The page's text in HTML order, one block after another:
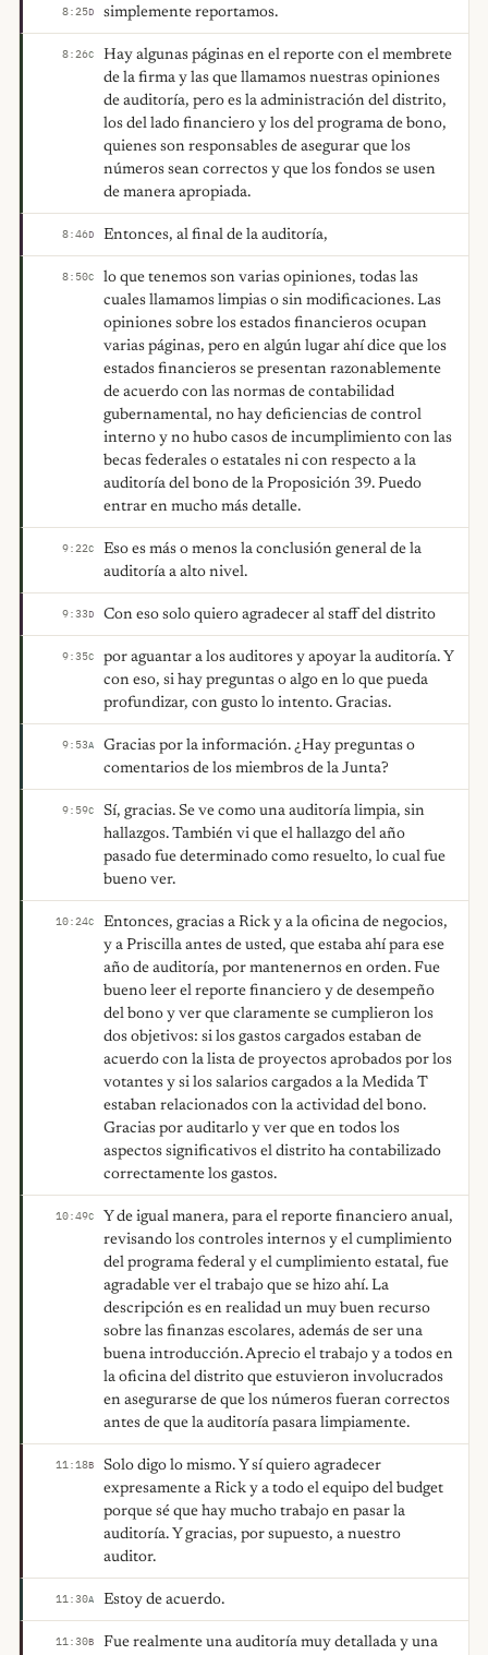
8:25D simplemente reportamos.
8:26C
Hay algunas páginas en el reporte con el membrete
de la firma y las que llamamos nuestras opiniones
de auditoría, pero es la administración del distrito,
los del lado financiero y los del programa de bono,
quienes son responsables de asegurar que los
números sean correctos y que los fondos se usen
de manera apropiada.
8:46D Entonces, al final de la auditoría,
8:50C
lo que tenemos son varias opiniones, todas las
cuales llamamos limpias o sin modificaciones. Las
opiniones sobre los estados financieros ocupan
varias páginas, pero en algún lugar ahí dice que los
estados financieros se presentan razonablemente
de acuerdo con las normas de contabilidad
gubernamental, no hay deficiencias de control
interno y no hubo casos de incumplimiento con las
becas federales o estatales ni con respecto a la
auditoría del bono de la Proposición 39. Puedo
entrar en mucho más detalle.
9:22C
Eso es más o menos la conclusión general de la
auditoría a alto nivel.
9:33D Con eso solo quiero agradecer al staff del distrito
9:35C
por aguantar a los auditores y apoyar la auditoría. Y
con eso, si hay preguntas o algo en lo que pueda
profundizar, con gusto lo intento. Gracias.
9:53A
Gracias por la información. ¿Hay preguntas o
comentarios de los miembros de la Junta?
9:59C
Sí, gracias. Se ve como una auditoría limpia, sin
hallazgos. También vi que el hallazgo del año
pasado fue determinado como resuelto, lo cual fue
bueno ver.
10:24C
Entonces, gracias a Rick y a la oficina de negocios,
y a Priscilla antes de usted, que estaba ahí para ese
año de auditoría, por mantenernos en orden. Fue
bueno leer el reporte financiero y de desempeño
del bono y ver que claramente se cumplieron los
dos objetivos: si los gastos cargados estaban de
acuerdo con la lista de proyectos aprobados por los
votantes y si los salarios cargados a la Medida T
estaban relacionados con la actividad del bono.
Gracias por auditarlo y ver que en todos los
aspectos significativos el distrito ha contabilizado
correctamente los gastos.
10:49C
Y de igual manera, para el reporte financiero anual,
revisando los controles internos y el cumplimiento
del programa federal y el cumplimiento estatal, fue
agradable ver el trabajo que se hizo ahí. La
descripción es en realidad un muy buen recurso
sobre las finanzas escolares, además de ser una
buena introducción. Aprecio el trabajo y a todos en
la oficina del distrito que estuvieron involucrados
en asegurarse de que los números fueran correctos
antes de que la auditoría pasara limpiamente.
11:18B
Solo digo lo mismo. Y sí quiero agradecer
expresamente a Rick y a todo el equipo del budget
porque sé que hay mucho trabajo en pasar la
auditoría. Y gracias, por supuesto, a nuestro
auditor.
11:30A Estoy de acuerdo.
11:30B
Fue realmente una auditoría muy detallada y una